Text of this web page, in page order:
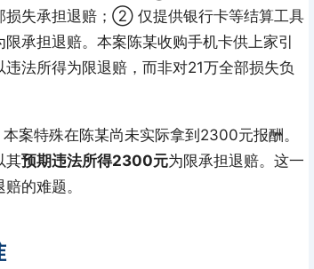
损失承担退赔；② 仅提供银行卡等结算工具
承担退赔。本案陈某收购手机卡供上家引
法所得为限退赔，而非对21万全部损失负
本案特殊在陈某尚未实际拿到2300元报酬。
其预期违法所得2300元为限承担退赔。这一
的难题。